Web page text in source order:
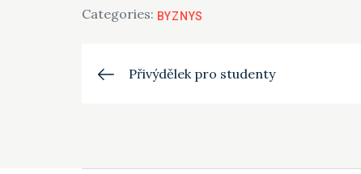
Categories: BYZNYS
Navigace
Přivýdělek pro studenty